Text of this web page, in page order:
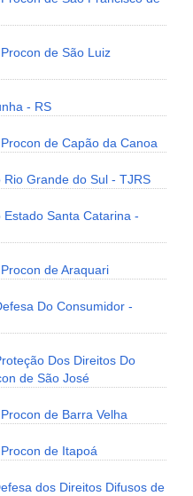
de São Luiz
- RS
de Capão da Canoa
Grande do Sul - TJRS
Santa Catarina -
de Araquari
Do Consumidor -
Dos Direitos Do
de São José
de Barra Velha
de Itapoá
dos Direitos Difusos de